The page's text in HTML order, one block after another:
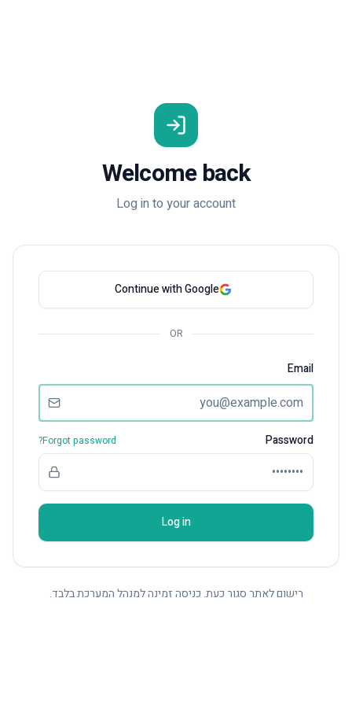
Welcome back
Log in to your account
Continue with Google
OR
Email
Password
Forgot password?
Log in
רישום לאתר סגור כעת. כניסה זמינה למנהל המערכת בלבד.